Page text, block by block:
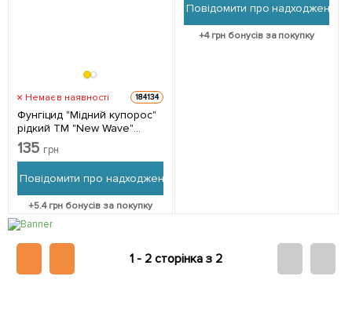
Немає в наявності 184134
Фунгіцид "Мідний купорос"
рідкий ТМ "New Wave"
300мл
135 грн
Повідомити про надходження
+5.4грн бонусів за покупку
Повідомити про надходження
+4грн бонусів за покупку
1 - 2 сторінка з 2